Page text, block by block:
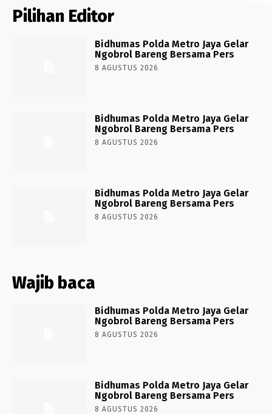
Pilihan Editor
Bidhumas Polda Metro Jaya Gelar
Ngobrol Bareng Bersama Pers
8 AGUSTUS 2026
Bidhumas Polda Metro Jaya Gelar
Ngobrol Bareng Bersama Pers
8 AGUSTUS 2026
Bidhumas Polda Metro Jaya Gelar
Ngobrol Bareng Bersama Pers
8 AGUSTUS 2026
Wajib baca
Bidhumas Polda Metro Jaya Gelar
Ngobrol Bareng Bersama Pers
8 AGUSTUS 2026
Bidhumas Polda Metro Jaya Gelar
Ngobrol Bareng Bersama Pers
8 AGUSTUS 2026